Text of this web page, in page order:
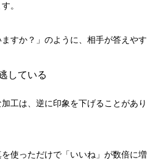
。
ますか？」のように、相手が答えやす
している
工は、逆に印象を下げることがあり
使っただけで「いいね」が数倍に増